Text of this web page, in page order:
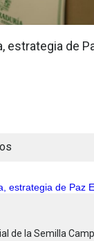
estrategia de
de la Semilla